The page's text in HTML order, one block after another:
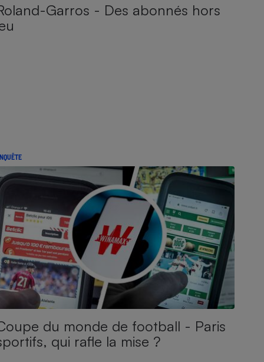
Garros - Des abonnés hors
du monde de football - Paris
qui rafle la mise ?